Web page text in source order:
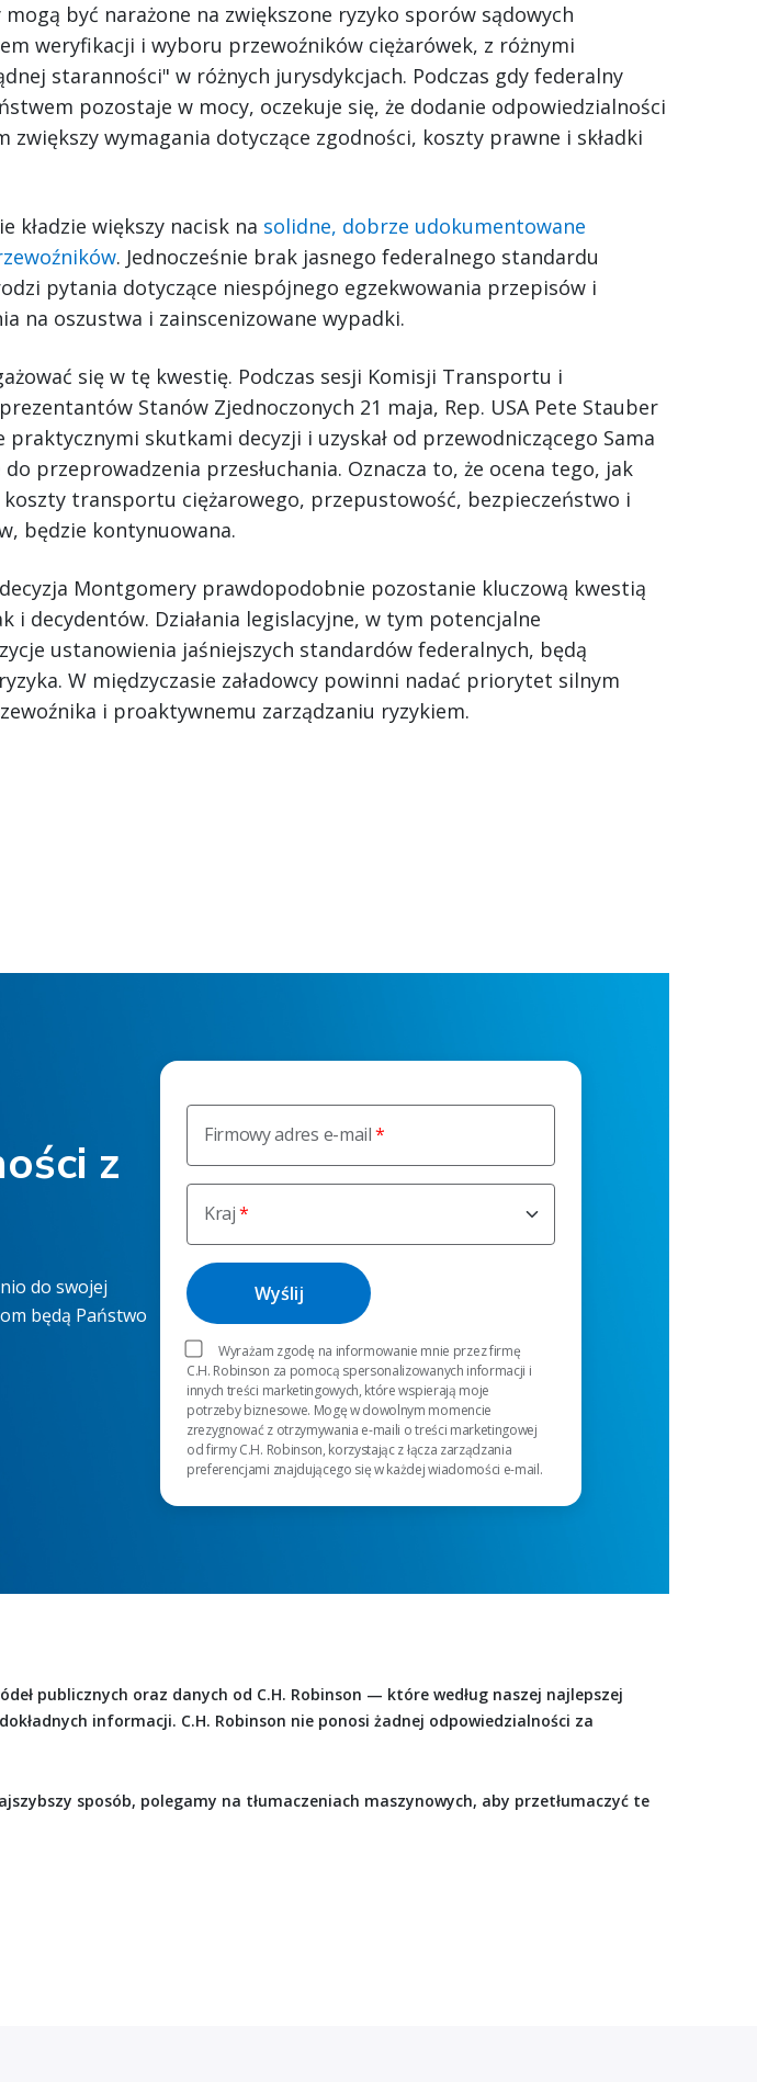
być narażone na zwiększone ryzyko sporów sądowych
weryfikacji i wyboru przewoźników ciężarówek, z różnymi
staranności" w różnych jurysdykcjach. Podczas gdy federalny
pozostaje w mocy, oczekuje się, że dodanie odpowiedzialności
zwiększy wymagania dotyczące zgodności, koszty prawne i składki
kładzie większy nacisk na solidne, dobrze udokumentowane
. Jednocześnie brak jasnego federalnego standardu
pytania dotyczące niespójnego egzekwowania przepisów i
na oszustwa i zainscenizowane wypadki.
się w tę kwestię. Podczas sesji Komisji Transportu i
Stanów Zjednoczonych 21 maja, Rep. USA Pete Stauber
praktycznymi skutkami decyzji i uzyskał od przewodniczącego Sama
przeprowadzenia przesłuchania. Oznacza to, że ocena tego, jak
koszty transportu ciężarowego, przepustowość, bezpieczeństwo i
będzie kontynuowana.
decyzja Montgomery prawdopodobnie pozostanie kluczową kwestią
i decydentów. Działania legislacyjne, w tym potencjalne
ustanowienia jaśniejszych standardów federalnych, będą
W międzyczasie załadowcy powinni nadać priorytet silnym
i proaktywnemu zarządzaniu ryzykiem.
Firmowy adres e-mail
Kraj
Wyrażam zgodę na informowanie mnie przez firmę
C.H. Robinson za pomocą spersonalizowanych informacji i
innych treści marketingowych, które wspierają moje
potrzeby biznesowe. Mogę w dowolnym momencie
zrezygnować z otrzymywania e-maili o treści marketingowej
od firmy C.H. Robinson, korzystając z łącza zarządzania
preferencjami znajdującego się w każdej wiadomości e-mail.
z
do swojej
będą Państwo
publicznych oraz danych od C.H. Robinson — które według naszej najlepszej
informacji. C.H. Robinson nie ponosi żadnej odpowiedzialności za
sposób, polegamy na tłumaczeniach maszynowych, aby przetłumaczyć te